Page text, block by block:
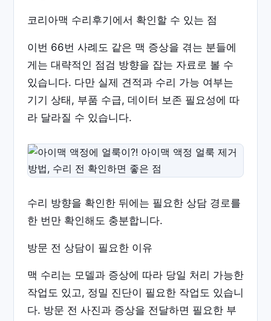
코리아맥 수리후기에서 확인할 수 있는 점
이번 66번 사례도 같은 맥 증상을 겪는 분들에
게는 대략적인 점검 방향을 잡는 자료로 볼 수
있습니다. 다만 실제 견적과 수리 가능 여부는
기기 상태, 부품 수급, 데이터 보존 필요성에 따
라 달라질 수 있습니다.
수리 방향을 확인한 뒤에는 필요한 상담 경로를
한 번만 확인해도 충분합니다.
방문 전 상담이 필요한 이유
맥 수리는 모델과 증상에 따라 당일 처리 가능한
작업도 있고, 정밀 진단이 필요한 작업도 있습니
다. 방문 전 사진과 증상을 전달하면 필요한 부